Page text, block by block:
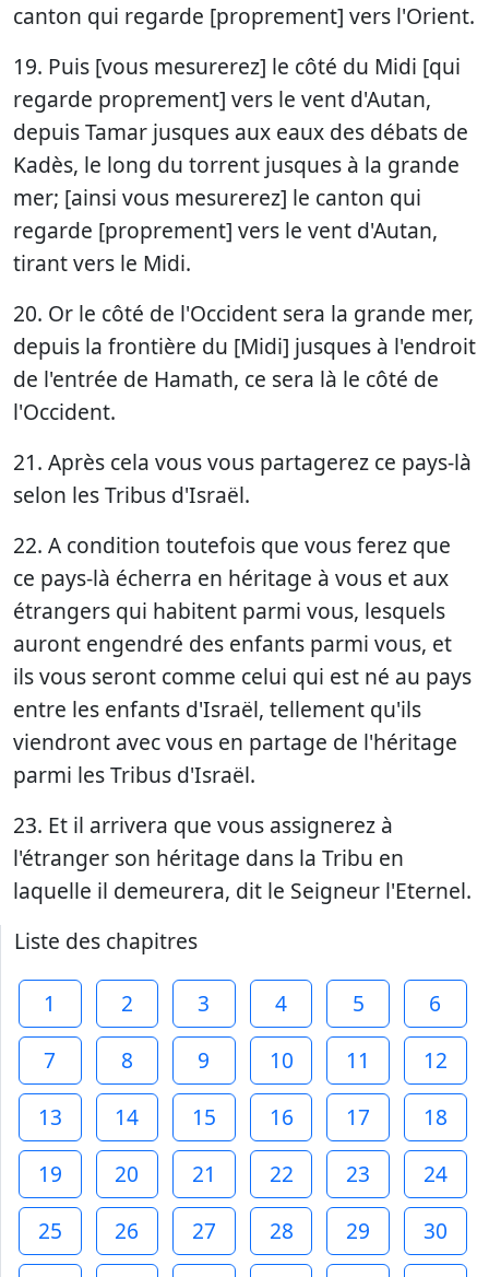
canton qui regarde [proprement] vers l'Orient.
19. Puis [vous mesurerez] le côté du Midi [qui
regarde proprement] vers le vent d'Autan,
depuis Tamar jusques aux eaux des débats de
Kadès, le long du torrent jusques à la grande
mer; [ainsi vous mesurerez] le canton qui
regarde [proprement] vers le vent d'Autan,
tirant vers le Midi.
20. Or le côté de l'Occident sera la grande mer,
depuis la frontière du [Midi] jusques à l'endroit
de l'entrée de Hamath, ce sera là le côté de
l'Occident.
21. Après cela vous vous partagerez ce pays-là
selon les Tribus d'Israël.
22. A condition toutefois que vous ferez que
ce pays-là écherra en héritage à vous et aux
étrangers qui habitent parmi vous, lesquels
auront engendré des enfants parmi vous, et
ils vous seront comme celui qui est né au pays
entre les enfants d'Israël, tellement qu'ils
viendront avec vous en partage de l'héritage
parmi les Tribus d'Israël.
23. Et il arrivera que vous assignerez à
l'étranger son héritage dans la Tribu en
laquelle il demeurera, dit le Seigneur l'Eternel.
Liste des chapitres
1 2 3 4 5
6
7
8 9 10 11
12
13
14 15 16 17
18
19
20 21 22 23
24
25
26 27 28 29
30